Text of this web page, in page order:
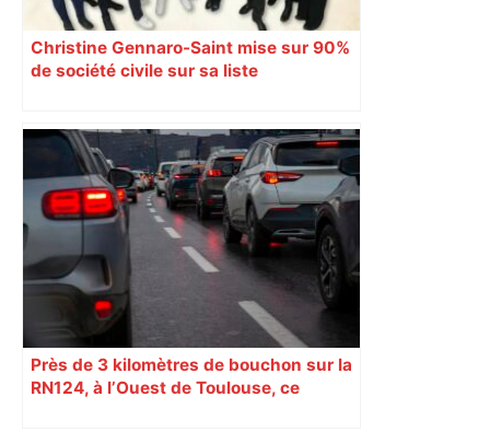
Christine Gennaro-Saint mise sur 90%
de société civile sur sa liste
Près de 3 kilomètres de bouchon sur la
RN124, à l’Ouest de Toulouse, ce